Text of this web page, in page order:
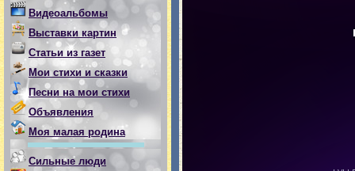
Видеоальбомы
Выставки картин
Статьи из газет
Мои стихи и сказки
Песни на мои стихи
Объявления
Моя малая родина
Сильные люди